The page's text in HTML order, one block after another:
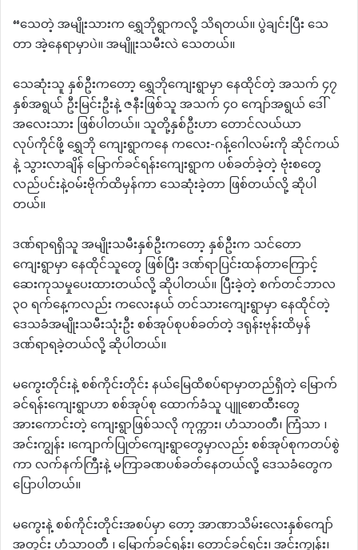
“သေတဲ့ အမျိုးသားက ရွှေဘိုရွာကလို့ သိရတယ်။ ပွဲချင်းပြီး သေ
တာ အဲ့နေရာမှာပဲ။ အမျိူးသမီးလဲ သေတယ်။
သေဆုံးသူ နှစ်ဦးကတော့ ရွှေဘိုကျေးရွာမှာ နေထိုင်တဲ့ အသက် ၄၇
နှစ်အရွယ် ဦးမြင်းဦးနဲ့ ဇနီးဖြစ်သူ အသက် ၄၀ ကျော်အရွယ် ဒေါ်
အလေးသား ဖြစ်ပါတယ်။ သူတို့နှစ်ဦးဟာ တောင်လယ်ယာ
လုပ်ကိုင်ဖို့ ရွှေဘို ကျေးရွာကနေ ကလေး-ဂန့်ဂေါလမ်းကို ဆိုင်ကယ်
နဲ့ သွားလာချိန် မြောက်ခင်ရန်းကျေးရွာက ပစ်ခတ်ခဲ့တဲ့ ဗုံးစတွေ
လည်ပင်းနဲ့ဝမ်းဗိုက်ထိမှန်ကာ သေဆုံးခဲ့တာ ဖြစ်တယ်လို့ ဆိုပါ
တယ်။
ဒဏ်ရာရရှိသူ အမျိုးသမီးနှစ်ဦးကတော့ နှစ်ဦးက သင်တော
ကျေးရွာမှာ နေထိုင်သူတွေ ဖြစ်ပြီး ဒဏ်ရာပြင်းထန်တာကြောင့်
ဆေးကုသမှုပေးထားတယ်လို့ ဆိုပါတယ်။ ပြီးခဲ့တဲ့ စက်တင်ဘာလ
၃၀ ရက်နေ့ကလည်း ကလေးနယ် တင်သားကျေးရွာမှာ နေထိုင်တဲ့
ဒေသခံအမျိုးသမီးသုံးဦး စစ်အုပ်စုပစ်ခတ်တဲ့ ဒရုန်းဗုန်းထိမှန်
ဒဏ်ရာရခဲ့တယ်လို့ ဆိုပါတယ်။
မကွေးတိုင်းနဲ့ စစ်ကိုင်းတိုင်း နယ်မြေထိစပ်ရာမှာတည်ရှိတဲ့ မြောက်
ခင်ရန်းကျေးရွာဟာ စစ်အုပ်စု ထောက်ခံသူ ပျူစောထီးတွေ
အားကောင်းတဲ့ ကျေးရွာဖြစ်သလို ကုက္ကား၊ ဟံသာဝတီ၊ ကြံသာ ၊
အင်းကျွန်း ၊ကျောက်ပြုတ်ကျေးရွာတွေမှာလည်း စစ်အုပ်စုကတပ်စွဲ
ကာ လက်နက်ကြီးနဲ့ မကြာခဏပစ်ခတ်နေတယ်လို့ ဒေသခံတွေက
ပြောပါတယ်။
မကွေးနဲ့ စစ်ကိုင်းတိုင်းအစပ်မှာ တော့ အာဏာသိမ်းလေးနှစ်ကျော်